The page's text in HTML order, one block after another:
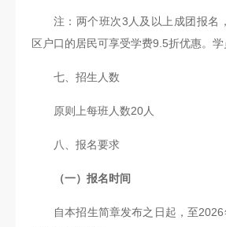
注：两个班次3人及以上成团报名
区户口的居民可享受学费9.5折优惠。学
七、招生人数
原则上每班人数20人
八、报名要求
（一）报名时间
自本招生简章发布之日起，至